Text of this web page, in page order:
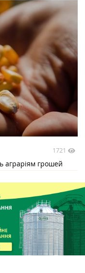
1721
аграріям грошей